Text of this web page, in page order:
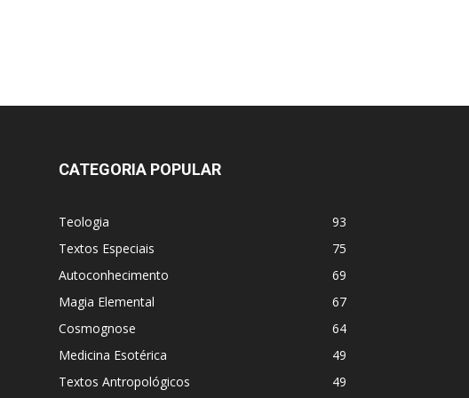
CATEGORIA POPULAR
Teologia
93
Textos Especiais
75
Autoconhecimento
69
Magia Elemental
67
Cosmognose
64
Medicina Esotérica
49
Textos Antropológicos
49